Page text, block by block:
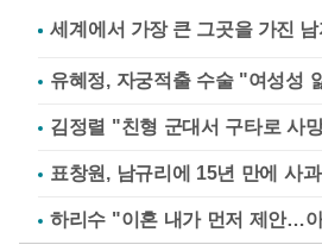
유혜정, 자궁적출 수술 "여성성
김정렬 "친형 군대서 구타로 사
표창원, 남규리에 15년 만에 사
하리수 "이혼 내가 먼저 제안…